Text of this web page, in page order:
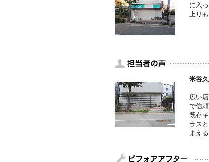
に入
上り
米谷
広い
で信
既存
ラス
まえ